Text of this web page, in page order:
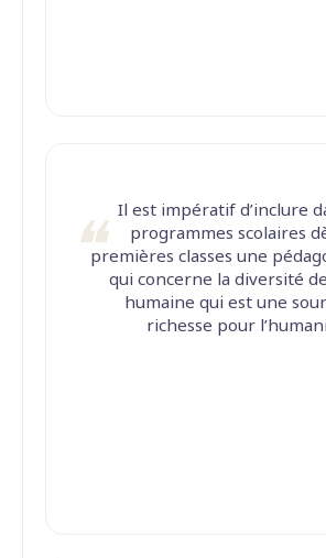
Il est impératif d’inclure
programmes scolaires
premières classes une
qui concerne la diversité
humaine qui est une
richesse pour